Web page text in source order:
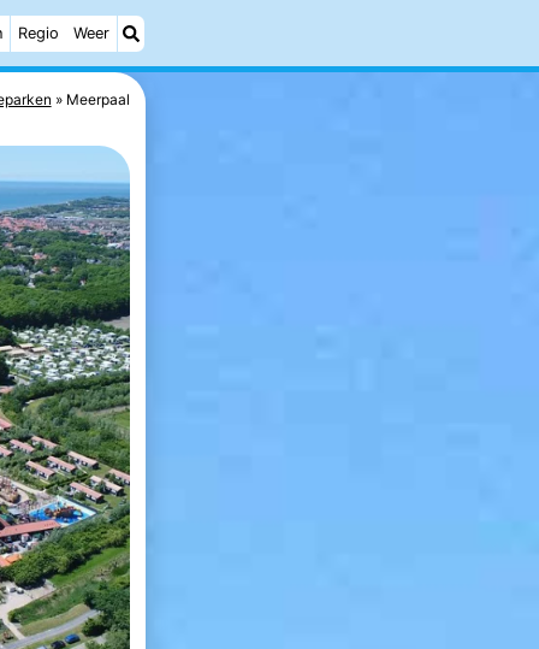
Regio Weer
Meerpaal